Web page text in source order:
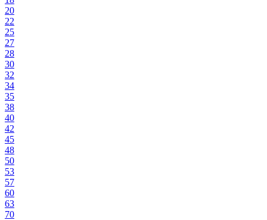
20
22
25
27
28
30
32
34
35
38
40
42
45
48
50
53
57
60
63
70